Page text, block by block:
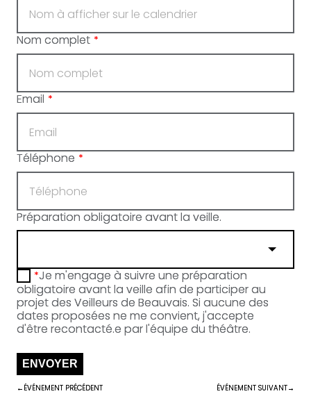
Nom complet *
Email *
Téléphone *
Préparation obligatoire avant la veille.
*Je m'engage à suivre une préparation
obligatoire avant la veille afin de participer au
projet des Veilleurs de Beauvais. Si aucune des
dates proposées ne me convient, j'accepte
d'être recontacté.e par l'équipe du théâtre.
ENVOYER
ÉVÉNEMENT PRÉCÉDENT ÉVÉNEMENT SUIVANT